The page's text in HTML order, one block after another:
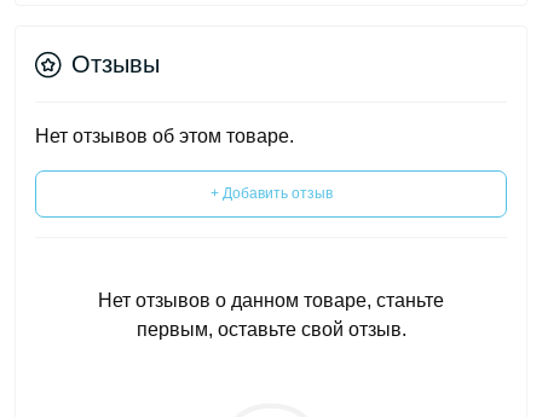
Отзывы
Нет отзывов об этом товаре.
+ Добавить отзыв
Нет отзывов о данном товаре, станьте
первым, оставьте свой отзыв.